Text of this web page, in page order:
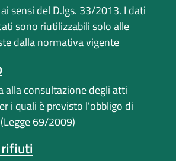
sensi del D.lgs. 33/2013. I dati
sono riutilizzabili solo alle
dalla normativa vigente
alla consultazione degli atti
i quali è previsto l'obbligo di
69/2009)
rifiuti